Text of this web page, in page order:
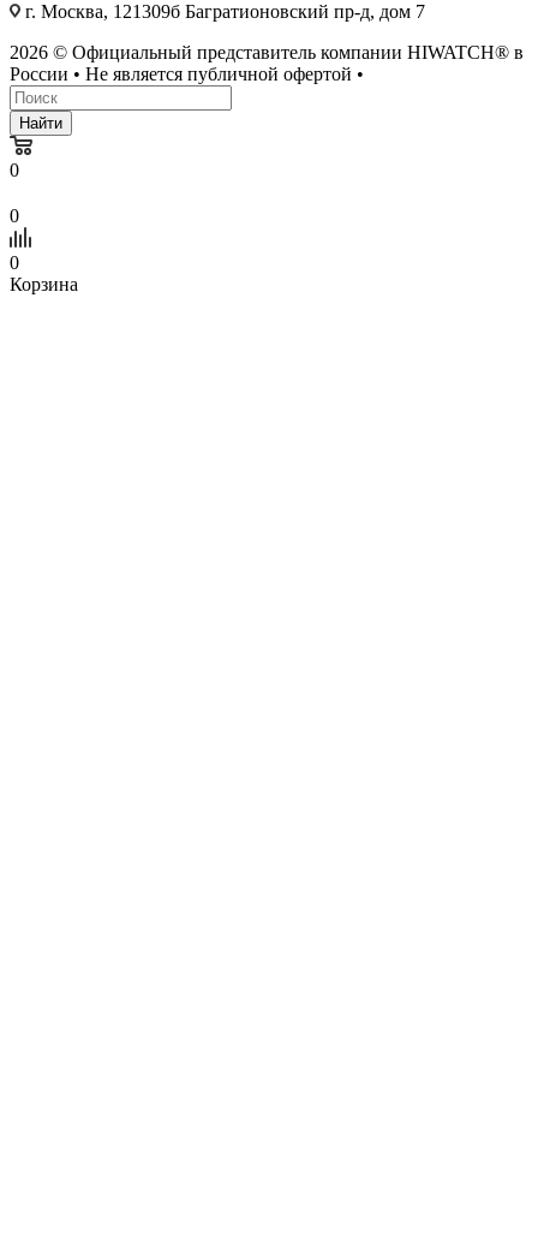
г. Москва, 121309б Багратионовский пр-д, дом 7
2026 © Официальный представитель компании HIWATCH® в
России • Не является публичной офертой •
Найти
0
0
0
Корзина